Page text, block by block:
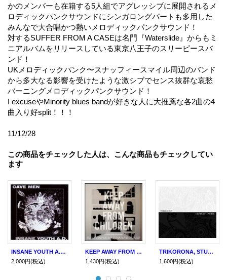
かのメンバーも在籍する5人組でアグレッシブに展開されるメ
ロディックパンクサウンドにシンガロングパートも多用した
みんなで大合唱かつ熱いメロディックパンクサウンド！
対するSUFFER FROM A CASEは名門『Waterslide』からもミ
ニアルバムをリリースしている東京八王子のスリーピースバ
ンド！
UKメロディックパンク〜スナッフィースマイル周辺のバンド
から多大なる影響を受けたような激シブでセンス抜群な哀愁
バーニングメロディックパンクサウンド！
I excuseやMinority blues bandが好きな人に大推薦な各2曲の4
曲入り好split！！！
11/12/28
この商品をチェックした人は、こんな商品もチェックしてい
ます
INSANE YOUTH A.D., CAVEMEN / split (cd) 男道
2,000円(税込)
KEEP AWAY FROM CHILDREN / A Voice From Childhood (cd) Wet Sand
1,430円(税込)
TRIKORONA, STUBBORN FATHER / split (cd) Hello from the gutter
1,600円(税込)